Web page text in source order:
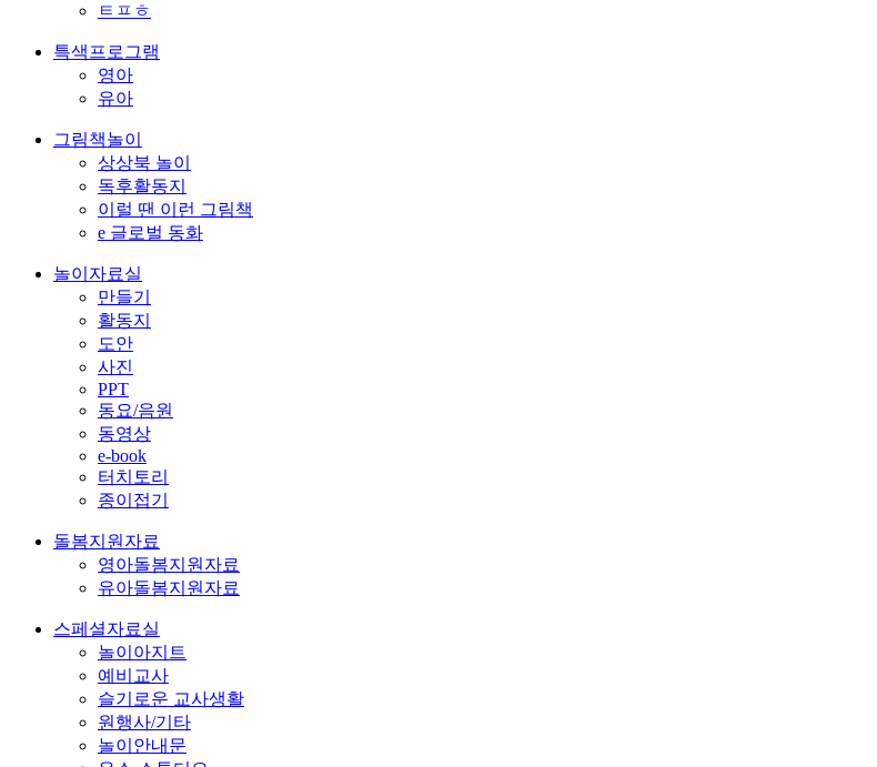
ㅌㅍㅎ
특색프로그램
영아
유아
그림책놀이
상상북 놀이
독후활동지
이럴 땐 이런 그림책
e 글로벌 동화
놀이자료실
만들기
활동지
도안
사진
PPT
동요/음원
동영상
e-book
터치토리
종이접기
돌봄지원자료
영아돌봄지원자료
유아돌봄지원자료
스페셜자료실
놀이아지트
예비교사
슬기로운 교사생활
원행사/기타
놀이안내문